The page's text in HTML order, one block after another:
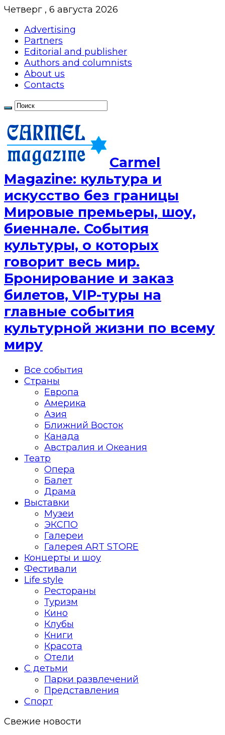
Четверг , 6 августа 2026
Advertising
Partners
Editorial and publisher
Authors and columnists
About us
Contacts
Сarmel
Magazine: культура и
искусство без границы
Мировые премьеры, шоу,
биеннале. События
культуры, о которых
говорит весь мир.
Бронирование и заказ
билетов, VIP-туры на
главные события
культурной жизни по всему
миру
Все события
Страны
Европа
Америка
Азия
Ближний Восток
Канада
Австралия и Океания
Театр
Опера
Балет
Драма
Выставки
Музеи
ЭКСПО
Галереи
Галерея ART STORE
Концерты и шоу
Фестивали
Life style
Рестораны
Туризм
Кино
Клубы
Книги
Красота
Отели
С детьми
Парки развлечений
Представления
Спорт
Свежие новости